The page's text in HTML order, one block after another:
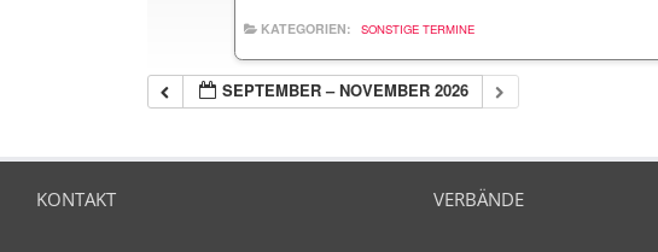
KATEGORIEN: SONSTIGE TERMINE
SEPTEMBER – NOVEMBER 2026
KONTAKT VERBÄNDE